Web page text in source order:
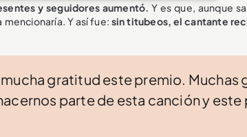
y seguidores aumentó. Y es que, aunque
Y así fue: sin titubeos, el cantante
gratitud este premio. Muchas
parte de esta canción y